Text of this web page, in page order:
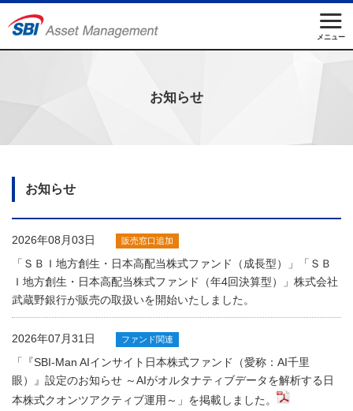
メニュー
お知らせ
お知らせ
2026年08月03日 販売窓口追加
「ＳＢＩ地方創生・日本高配当株式ファンド（成長型）」「ＳＢ
Ｉ地方創生・日本高配当株式ファンド（年4回決算型）」株式会社
武蔵野銀行が販売の取扱いを開始いたしました。
2026年07月31日 ファンド関連
「『SBI-Man AIインサイト日本株式ファンド（愛称：AI千里
眼）』設定のお知らせ ～AIがオルタナティブデータを解析する日
本株式クオンツアクティブ運用～」を掲載しました。